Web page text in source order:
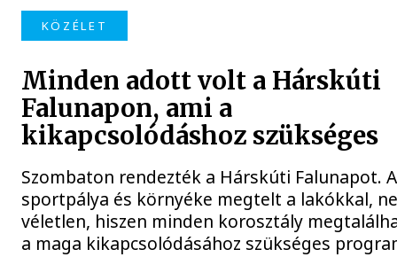
KÖZÉLET
Minden adott volt a Hárskúti
Falunapon, ami a
kikapcsolódáshoz szükséges
Szombaton rendezték a Hárskúti Falunapot. A
sportpálya és környéke megtelt a lakókkal,
véletlen, hiszen minden korosztály
a maga kikapcsolódásához szükséges